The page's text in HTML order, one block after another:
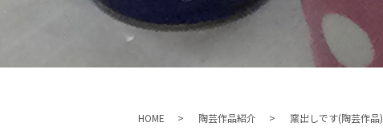
HOME 陶芸作品紹介 窯出しです(陶芸作品)